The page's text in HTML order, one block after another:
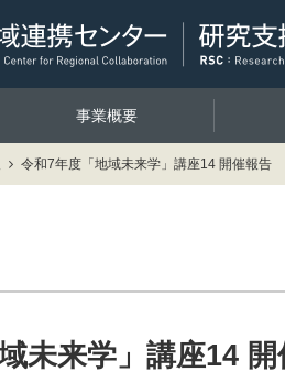
事業概要
令和7年度「地域未来学」講座14 開催報告
未来学」講座14